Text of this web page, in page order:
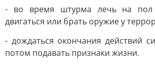
- во время штурма лечь на пол
двигаться или брать оружие у
- дождаться окончания действий
потом подавать признаки жизни.